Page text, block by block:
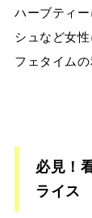
ハーブティ
シュなど女
フェタイムの
必見！
ライス